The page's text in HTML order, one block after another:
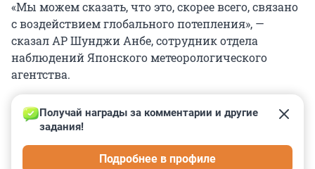
«Мы можем сказать, что это, скорее всего, связано
с воздействием глобального потепления», —
сказал AP Шунджи Анбе, сотрудник отдела
наблюдений Японского метеорологического
агентства.
Получай награды за комментарии и другие
задания!
Подробнее в профиле